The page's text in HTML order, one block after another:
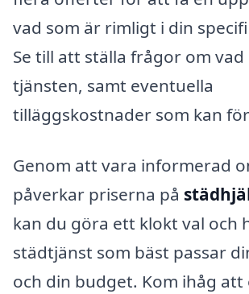
vad som är rimligt i din
Se till att ställa frågor om
tjänsten, samt eventuella
tilläggskostnader som kan
Genom att vara informerad
påverkar priserna på
kan du göra ett klokt val och
städtjänst som bäst passar
och din budget. Kom ihåg att